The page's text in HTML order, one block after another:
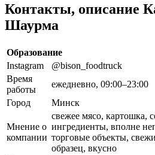
Контакты, описание
Шаурма
Образование
Instagram
@bison_foodtruck
Время
работы
ежедневно, 09:00–23:00
Город
Минск
Мнение о
компании
свежее мясо, картошка,
ингредиенты, вполне
торговые объекты,
образец, вкусно